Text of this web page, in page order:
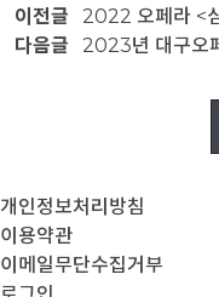
이전글
2022 오페라 <
다음글
2023년 대구오
개인정보처리방침
이용약관
이메일무단수집거부